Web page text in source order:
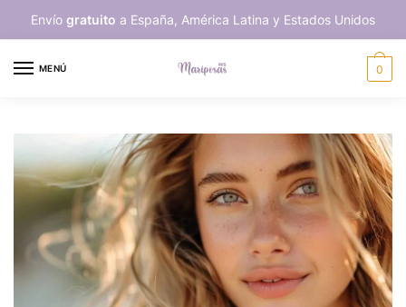
Envío gratuito a España, América Latina y Estados Unidos
MENÚ 0